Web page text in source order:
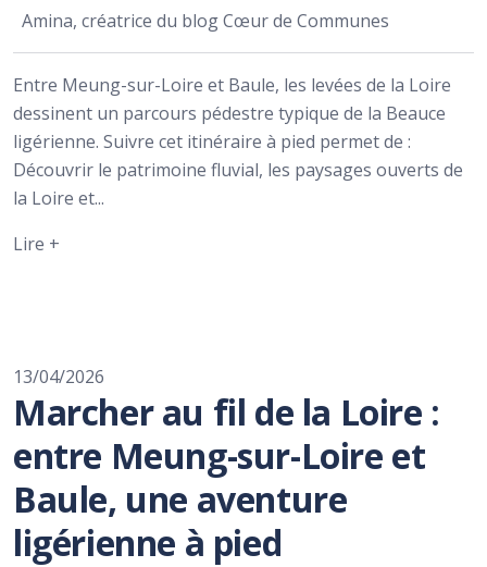
Amina, créatrice du blog Cœur de Communes
Entre Meung-sur-Loire et Baule, les levées de la Loire
dessinent un parcours pédestre typique de la Beauce
ligérienne. Suivre cet itinéraire à pied permet de :
Découvrir le patrimoine fluvial, les paysages ouverts de
la Loire et...
Lire +
13/04/2026
Marcher au fil de la Loire :
entre Meung-sur-Loire et
Baule, une aventure
ligérienne à pied